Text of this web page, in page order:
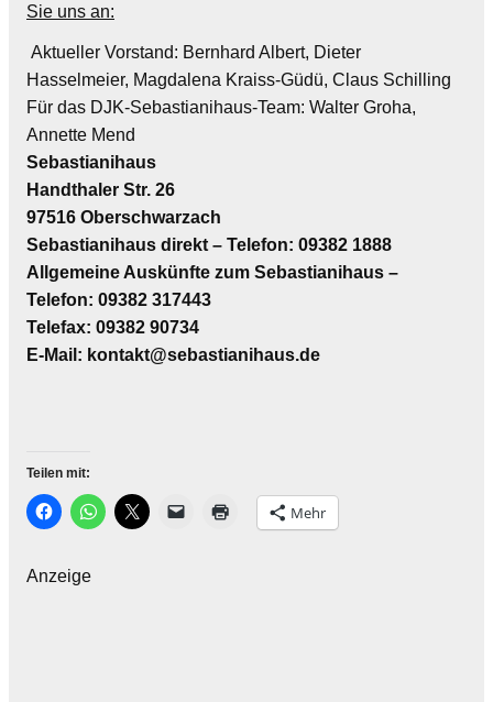
Sie uns an:
Aktueller Vorstand: Bernhard Albert, Dieter
Hasselmeier, Magdalena Kraiss-Güdü, Claus Schilling
Für das DJK-Sebastianihaus-Team: Walter Groha,
Annette Mend
Sebastianihaus
Handthaler Str. 26
97516 Oberschwarzach
Sebastianihaus direkt – Telefon: 09382 1888
Allgemeine Auskünfte zum Sebastianihaus –
Telefon: 09382 317443
Telefax: 09382 90734
E-Mail: kontakt@sebastianihaus.de
Teilen mit:
Mehr
Anzeige